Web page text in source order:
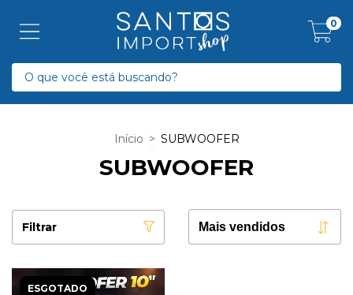
0
Início > SUBWOOFER
SUBWOOFER
Filtrar
ESGOTADO